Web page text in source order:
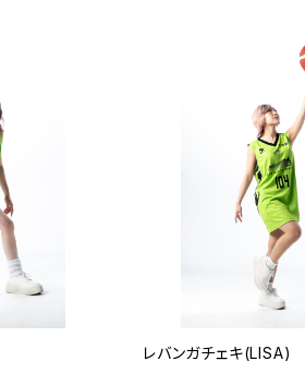
レバンガチェキ(LISA)